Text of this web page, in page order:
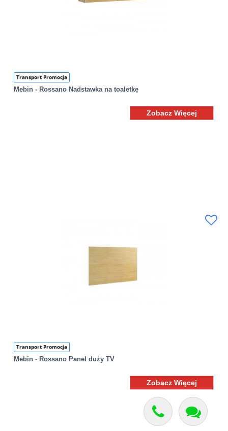
Transport Promocja
Mebin - Rossano Nadstawka na toaletkę
Zobacz Więcej
Transport Promocja
Mebin - Rossano Panel duży TV
Zobacz Więcej